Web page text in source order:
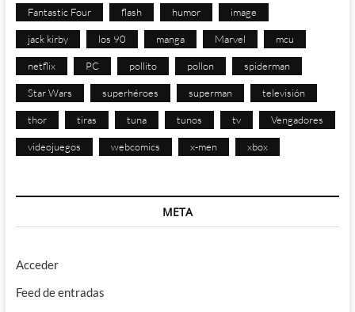
Fantastic Four flash humor image
jack kirby los 90 manga Marvel mcu
netflix PC pollito pollon spiderman
Star Wars superhéroes superman televisión
thor tiras tuna tunos tv Vengadores
videojuegos webcomics x-men xbox
META
Acceder
Feed de entradas